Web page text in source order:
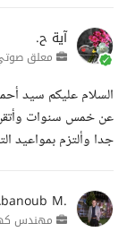
آية ح.
معلق
السلام عليكم سيد
عن خمس سنوات
جدا وألتزم بمواعيد
M.
مهندس